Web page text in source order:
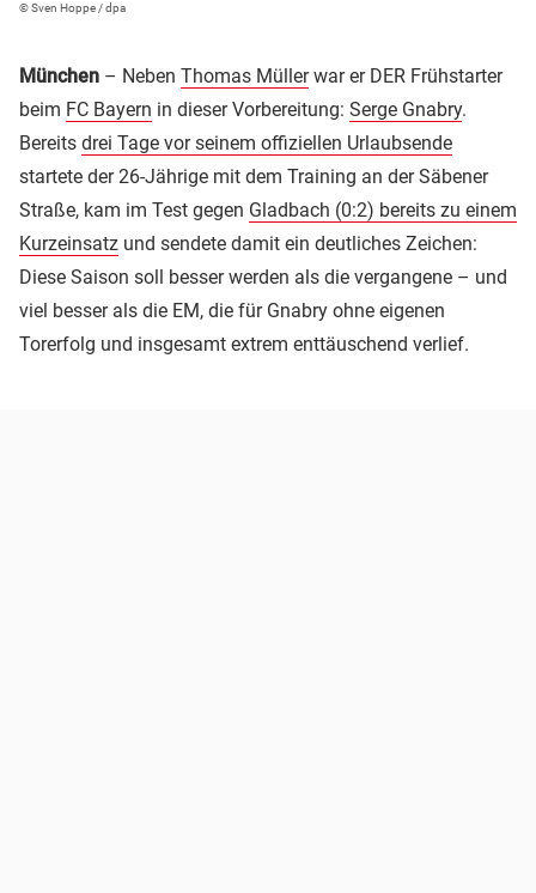
© Sven Hoppe / dpa
München – Neben Thomas Müllerwar er DER Frühstarter
beim FC Bayern in dieser Vorbereitung: Serge Gnabry.
Bereits drei Tage vor seinem offiziellen Urlaubsende
startete der 26-Jährige mit dem Training an der Säbener
Straße, kam im Test gegen Gladbach (0:2) bereits zu einem
Kurzeinsatz und sendete damit ein deutliches Zeichen:
Diese Saison soll besser werden als die vergangene – und
viel besser als die EM, die für Gnabry ohne eigenen
Torerfolg und insgesamt extrem enttäuschend verlief.